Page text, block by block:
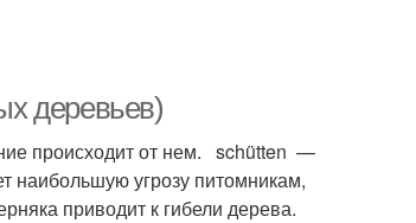
деревьев)
происходит от нем. schütten —
наибольшую угрозу питомникам,
приводит к гибели дерева.